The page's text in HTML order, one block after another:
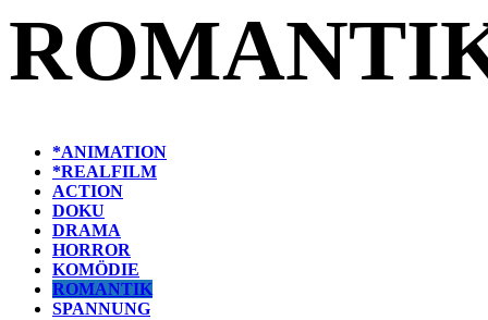
*ANIMATION
*REALFILM
ACTION
DOKU
DRAMA
HORROR
KOMÖDIE
ROMANTIK
SPANNUNG